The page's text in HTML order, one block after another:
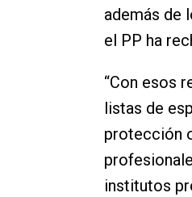
además de
el PP ha
“Con esos
listas de
protección
institutos